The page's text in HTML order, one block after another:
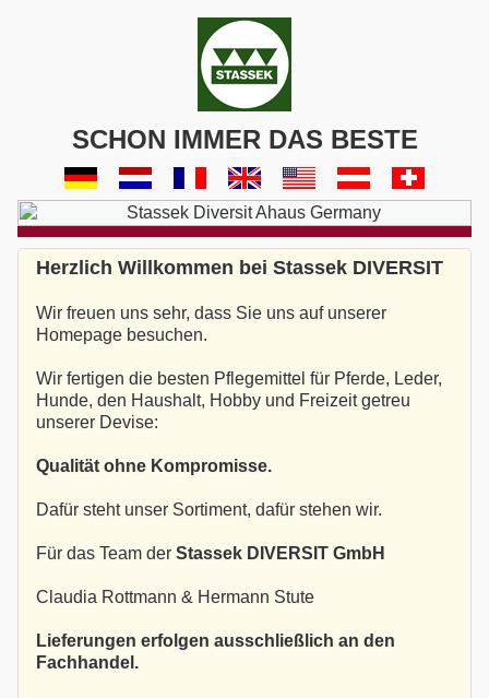
SCHON IMMER DAS BESTE
Herzlich Willkommen bei Stassek DIVERSIT
Wir freuen uns sehr, dass Sie uns auf unserer
Homepage besuchen.
Wir fertigen die besten Pflegemittel für Pferde, Leder,
Hunde, den Haushalt, Hobby und Freizeit getreu
unserer Devise:
Qualität ohne Kompromisse.
Dafür steht unser Sortiment, dafür stehen wir.
Für das Team der Stassek DIVERSIT GmbH
Claudia Rottmann & Hermann Stute
Lieferungen erfolgen ausschließlich an den
Fachhandel.